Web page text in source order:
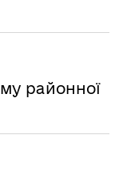
районної